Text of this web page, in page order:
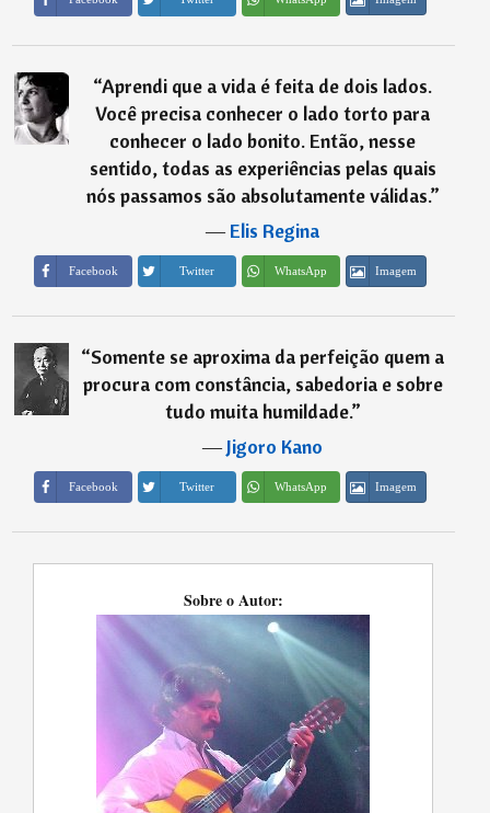
“Aprendi que a vida é feita de dois lados.
Você precisa conhecer o lado torto para
conhecer o lado bonito. Então, nesse
sentido, todas as experiências pelas quais
nós passamos são absolutamente válidas.”
―Elis Regina
Facebook Twitter WhatsApp Imagem
“Somente se aproxima da perfeição quem a
procura com constância, sabedoria e sobre
tudo muita humildade.”
―Jigoro Kano
Facebook Twitter WhatsApp Imagem
Sobre o Autor: